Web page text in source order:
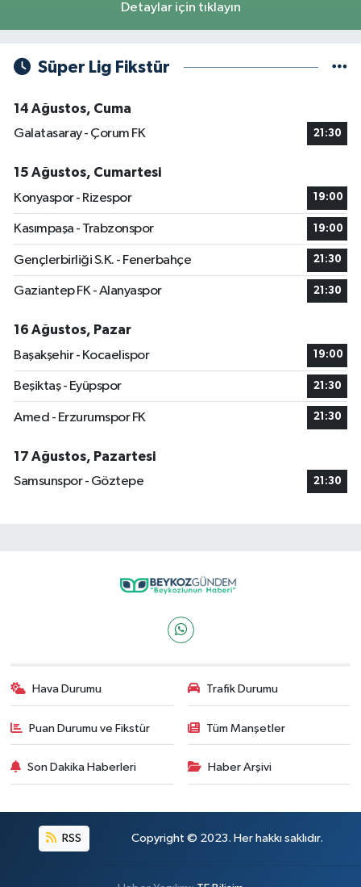
Detaylar için tıklayın
Süper Lig Fikstür
14 Ağustos, Cuma
Galatasaray - Çorum FK
21:30
15 Ağustos, Cumartesi
Konyaspor - Rizespor
19:00
Kasımpaşa - Trabzonspor 19:00
Gençlerbirliği S.K. - Fenerbahçe 21:30
Gaziantep FK - Alanyaspor 21:30
16 Ağustos, Pazar
Başakşehir - Kocaelispor
19:00
Beşiktaş - Eyüpspor 21:30
Amed - Erzurumspor FK 21:30
17 Ağustos, Pazartesi
Samsunspor - Göztepe
21:30
Hava Durumu Trafik Durumu
Puan Durumu ve Fikstür Tüm Manşetler
Son Dakika Haberleri Haber Arşivi
RSS Copyright © 2023. Her hakkı saklıdır.